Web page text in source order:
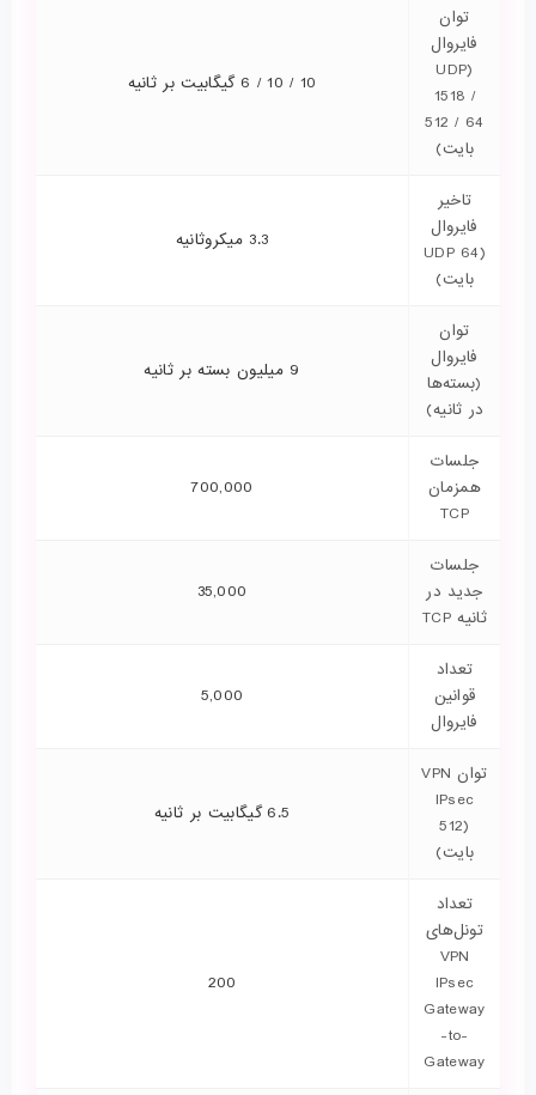
توان
فایروال
(UDP
1518 /
512 / 64
بایت)
10 / 10 / 6 گیگابیت بر ثانیه
تاخیر
فایروال
(UDP 64
بایت)
3.3 میکروثانیه
توان
فایروال
(بسته‌ها
در ثانیه)
9 میلیون بسته بر ثانیه
جلسات
همزمان
TCP
700,000
جلسات
جدید در
ثانیه TCP
35,000
تعداد
قوانین
فایروال
5,000
توان VPN
IPsec
(512
بایت)
6.5 گیگابیت بر ثانیه
تعداد
تونل‌های
VPN
IPsec
Gateway
-to-
Gateway
200